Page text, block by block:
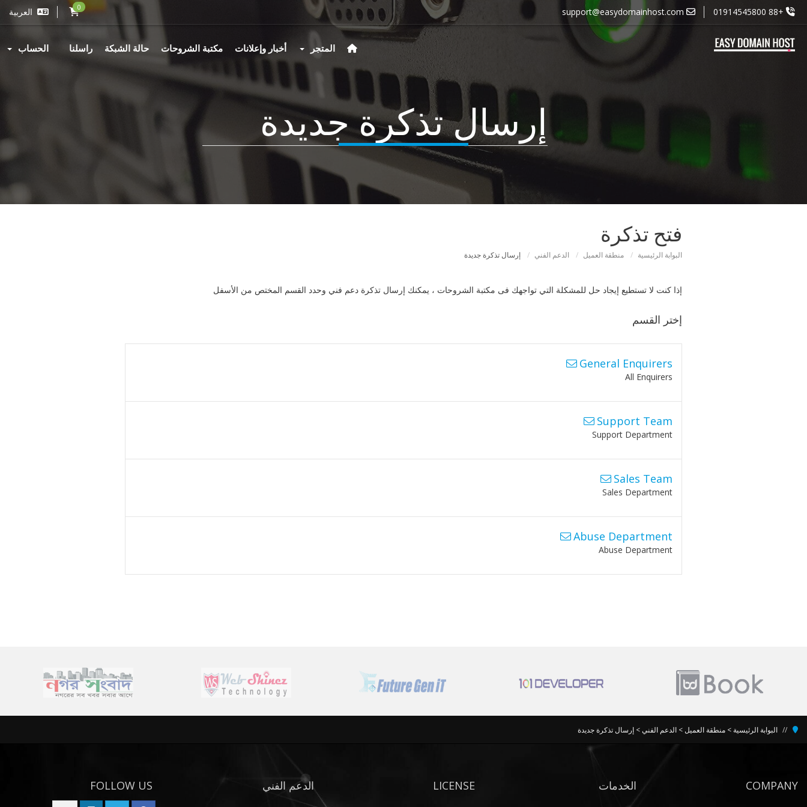
+88 01914545800
support@easydomainhost.com
0 العربية
الحساب المتجر أخبار وإعلانات مكتبة الشروحات حالة الشبكة راسلنا
إرسال تذكرة جديدة
فتح تذكرة
البوابة الرئيسية منطقة العميل الدعم الفني إرسال تذكرة جديدة
إذا كنت لا تستطيع إيجاد حل للمشكلة التي تواجهك فى مكتبة الشروحات ، يمكنك إرسال تذكرة دعم فني وحدد القسم المختص من الأسفل
إختر القسم
General Enquirers
All Enquirers
Support Team
Support Department
Sales Team
Sales Department
Abuse Department
Abuse Department
البوابة الرئيسية > منطقة العميل> الدعم الفني> إرسال تذكرة جديدة
COMPANY الخدمات LICENSE الدعم الفني FOLLOW US